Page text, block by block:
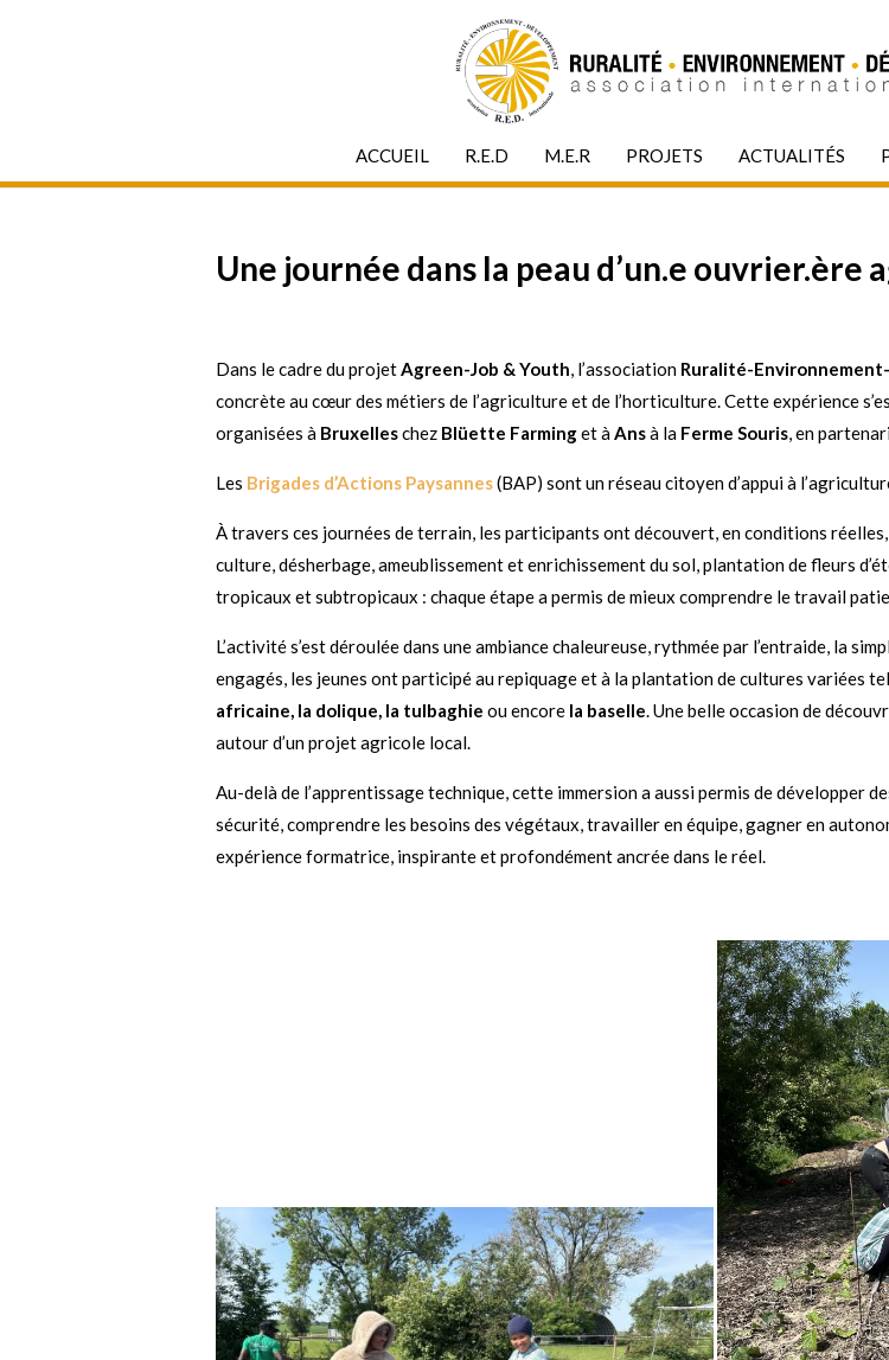
ACCUEIL R.E.D M.E.R PROJETS ACTUALITÉS
Une journée dans la peau d’un.e ouvrier.ère
Dans le cadre du projetAgreen-Job & Youth, l’association Ruralité-
concrète au cœur des métiers de l’agriculture et de l’horticulture. Cette expérience
organisées à Bruxelleschez Blüette Farminget àAnsà la Ferme Souris, en
Les Brigades d’Actions Paysannes(BAP) sont un réseau citoyen d’appui à
À travers ces journées de terrain, les participants ont découvert, en conditions
culture, désherbage, ameublissement et enrichissement du sol, plantation de fleurs
tropicaux et subtropicaux : chaque étape a permis de mieux comprendre le travail
L’activité s’est déroulée dans une ambiance chaleureuse, rythmée par l’entraide, la
engagés, les jeunes ont participé au repiquage et à la plantation de cultures variées
africaine, la dolique, la tulbaghie ou encore la baselle. Une belle occasion de
autour d’un projet agricole local.
Au-delà de l’apprentissage technique, cette immersion a aussi permis de développer
sécurité, comprendre les besoins des végétaux, travailler en équipe, gagner en
expérience formatrice, inspirante et profondément ancrée dans le réel.